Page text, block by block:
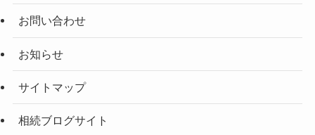
お問い合わせ
お知らせ
サイトマップ
相続ブログサイト